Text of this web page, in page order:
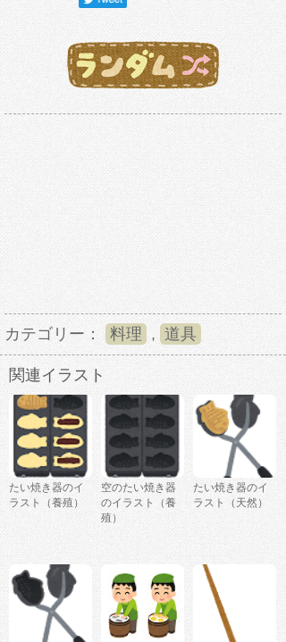
カテゴリー： 料理 , 道具
関連イラスト
たい焼き器のイ
ラスト（養殖）
空のたい焼き器
のイラスト（養
殖）
たい焼き器のイ
ラスト（天然）